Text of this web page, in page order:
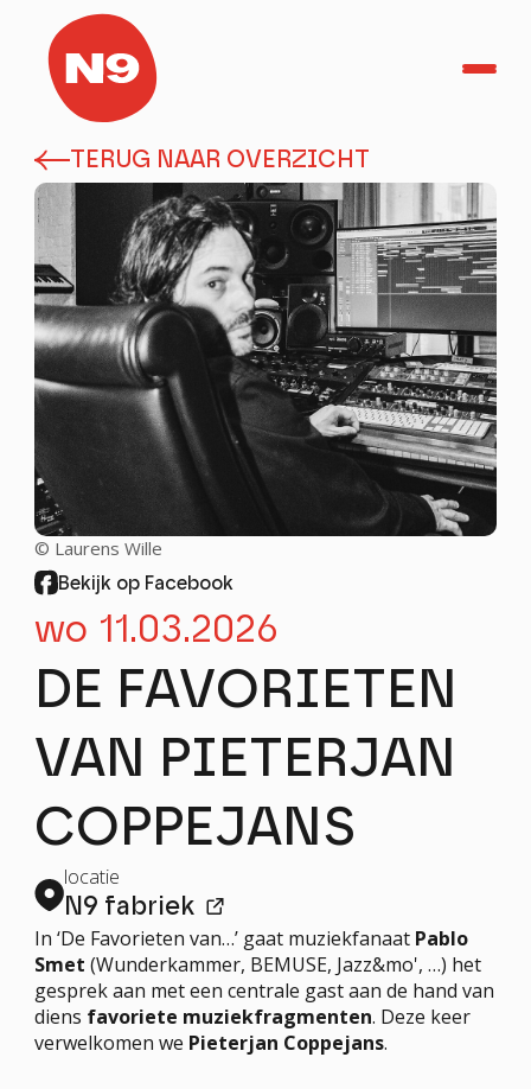
TicketShop
Home
Agenda
Helden in het Park
Herbakkersfestival
PRAKTISCH
OVER N9
FESTIVALS
PROJECTEN
PROFESSIONEEL
stay tuned!
Nieuwsbrief
Schrijf me in!
TERUG NAAR OVERZICHT
Bekijk op Facebook
© Laurens Wille
wo 11.03.2026
DE FAVORIETEN
VAN PIETERJAN
COPPEJANS
locatie
N9 fabriek
In ‘De Favorieten van…’ gaat muziekfanaat Pablo
Smet (Wunderkammer, BEMUSE, Jazz&mo', …) het
gesprek aan met een centrale gast aan de hand van
diens favoriete muziekfragmenten. Deze keer
verwelkomen we Pieterjan Coppejans.